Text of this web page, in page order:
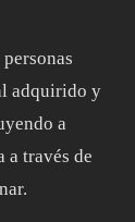
adquirido y
a
a través de